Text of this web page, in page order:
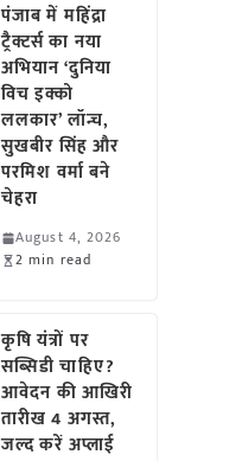
पंजाब में महिंद्रा
ट्रैक्टर्स का नया
अभियान ‘दुनिया
विच इक्को
ललकार’ लॉन्च,
सुखबीर सिंह और
परमिश वर्मा बने
चेहरा
August 4, 2026
2 min read
कृषि यंत्रों पर
सब्सिडी चाहिए?
आवेदन की आखिरी
तारीख 4 अगस्त,
जल्द करें अप्लाई